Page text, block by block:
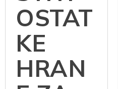
KAKO
ISKORI
STITI